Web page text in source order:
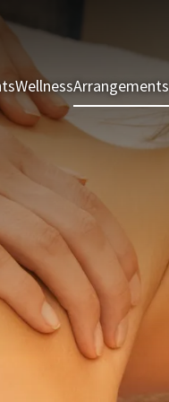
WellnessArrangements